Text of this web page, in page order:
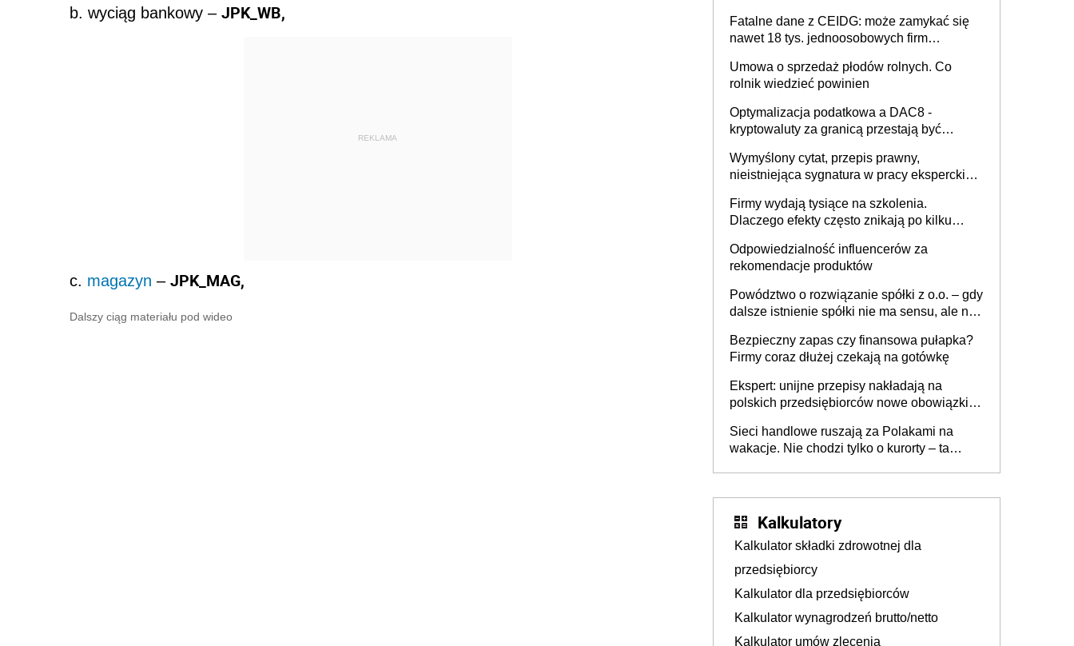
b. wyciąg bankowy – JPK_WB,
REKLAMA
c. magazyn – JPK_MAG,
Dalszy ciąg materiału pod wideo
Fatalne dane z CEIDG: może zamykać się
nawet 18 tys. jednoosobowych firm
Umowa o sprzedaż płodów rolnych. Co
rolnik wiedzieć powinien
Optymalizacja podatkowa a DAC8 -
kryptowaluty za granicą przestają być
Wymyślony cytat, przepis prawny,
nieistniejąca sygnatura w pracy eksperckiej -
firmie
Firmy wydają tysiące na szkolenia.
Dlaczego efekty często znikają po kilku
Odpowiedzialność influencerów za
rekomendacje produktów
Powództwo o rozwiązanie spółki z o.o. – gdy
dalsze istnienie spółki nie ma sensu, ale nie
Bezpieczny zapas czy finansowa pułapka?
Firmy coraz dłużej czekają na gotówkę
Ekspert: unijne przepisy nakładają na
polskich przedsiębiorców nowe obowiązki w
Sieci handlowe ruszają za Polakami na
wakacje. Nie chodzi tylko o kurorty – ta
Kalkulatory
Kalkulator składki zdrowotnej dla
przedsiębiorcy
Kalkulator dla przedsiębiorców
Kalkulator wynagrodzeń brutto/netto
Kalkulator umów zlecenia